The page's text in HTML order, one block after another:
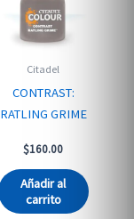
Citadel
CONTRAST:
RATLING GRIME
$160.00
Añadir al
carrito